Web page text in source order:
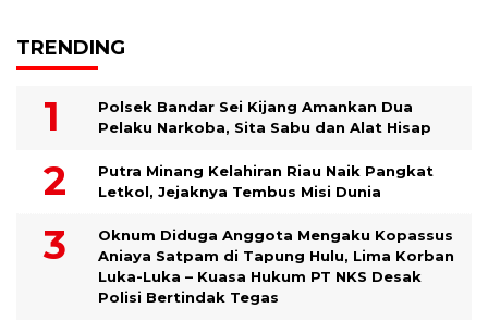
TRENDING
Polsek Bandar Sei Kijang Amankan Dua
Pelaku Narkoba, Sita Sabu dan Alat Hisap
Putra Minang Kelahiran Riau Naik Pangkat
Letkol, Jejaknya Tembus Misi Dunia
Oknum Diduga Anggota Mengaku Kopassus
Aniaya Satpam di Tapung Hulu, Lima Korban
Luka-Luka – Kuasa Hukum PT NKS Desak
Polisi Bertindak Tegas